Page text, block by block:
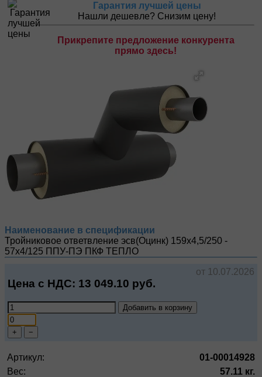
Гарантия лучшей цены
Нашли дешевле? Снизим цену!
Прикрепите предложение конкурента
прямо здесь!
Наименование в спецификации
Тройниковое ответвление эсв(Оцинк) 159х4,5/250 -
57х4/125 ППУ-ПЭ ПКФ ТЕПЛО
от 10.07.2026
Цена с НДС: 13 049.10 руб.
Добавить в корзину
+ −
Артикул:
01-00014928
Вес:
57.11 кг.